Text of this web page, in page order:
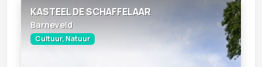
KASTEEL DE SCHAFFELAAR
Barneveld
Cultuur, Natuur